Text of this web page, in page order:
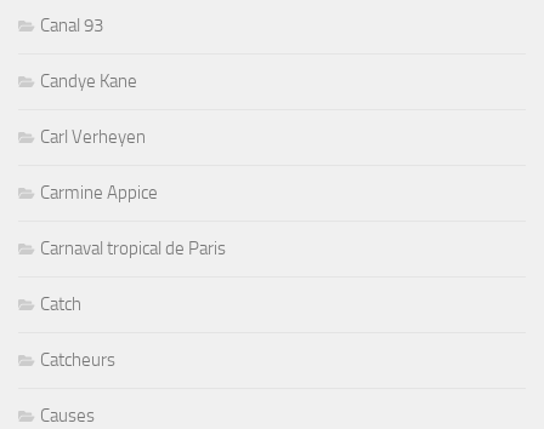
Canal 93
Candye Kane
Carl Verheyen
Carmine Appice
Carnaval tropical de Paris
Catch
Catcheurs
Causes